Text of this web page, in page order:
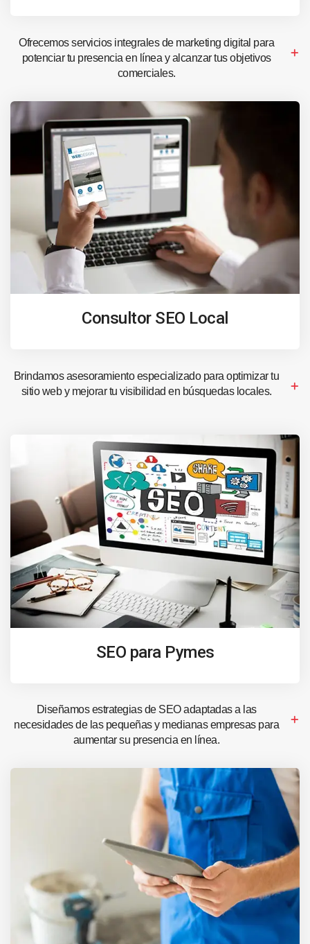
Ofrecemos servicios integrales de marketing digital para
potenciar tu presencia en línea y alcanzar tus objetivos
comerciales.
Consultor SEO Local
Brindamos asesoramiento especializado para optimizar tu
sitio web y mejorar tu visibilidad en búsquedas locales.
SEO para Pymes
Diseñamos estrategias de SEO adaptadas a las
necesidades de las pequeñas y medianas empresas para
aumentar su presencia en línea.